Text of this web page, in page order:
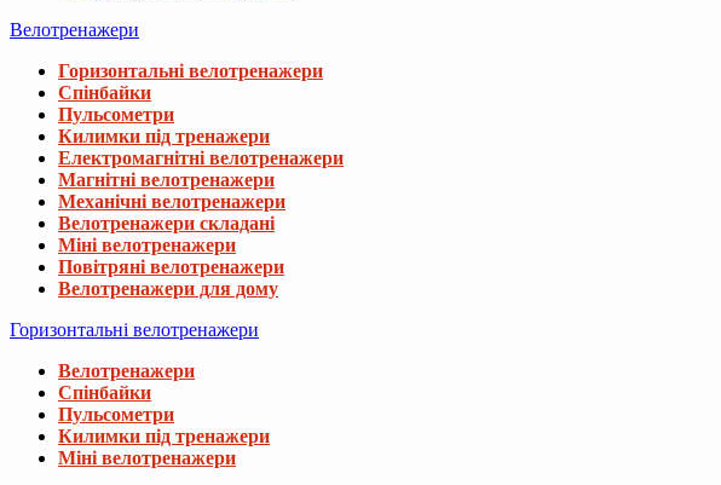
Велотренажери
Горизонтальні велотренажери
Спінбайки
Пульсометри
Килимки під тренажери
Електромагнітні велотренажери
Магнітні велотренажери
Механічні велотренажери
Велотренажери складані
Міні велотренажери
Повітряні велотренажери
Велотренажери для дому
Горизонтальні велотренажери
Велотренажери
Спінбайки
Пульсометри
Килимки під тренажери
Міні велотренажери